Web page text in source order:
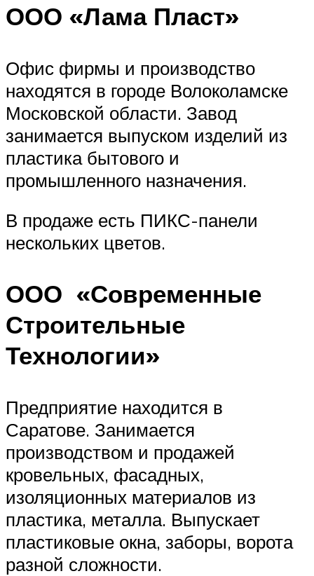
ООО «Лама Пласт»
Офис фирмы и производство
находятся в городе Волоколамске
Московской области. Завод
занимается выпуском изделий из
пластика бытового и
промышленного назначения.
В продаже есть ПИКС-панели
нескольких цветов.
ООО «Современные
Строительные
Технологии»
Предприятие находится в
Саратове. Занимается
производством и продажей
кровельных, фасадных,
изоляционных материалов из
пластика, металла. Выпускает
пластиковые окна, заборы, ворота
разной сложности.